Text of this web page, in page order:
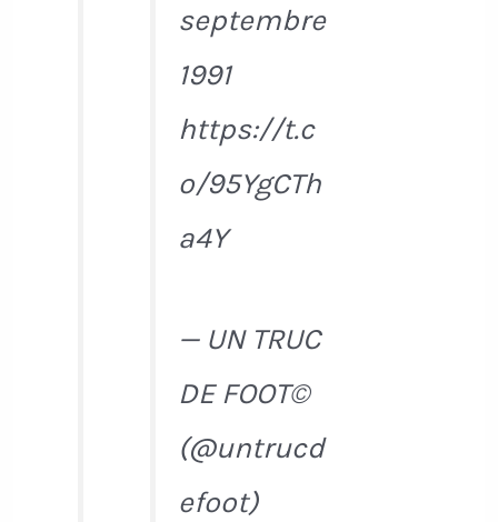
septembre
1991
https://t.c
o/95YgCTh
a4Y
— UN TRUC
DE FOOT©
(@untrucd
efoot)